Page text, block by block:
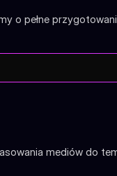
o pełne
mediów do